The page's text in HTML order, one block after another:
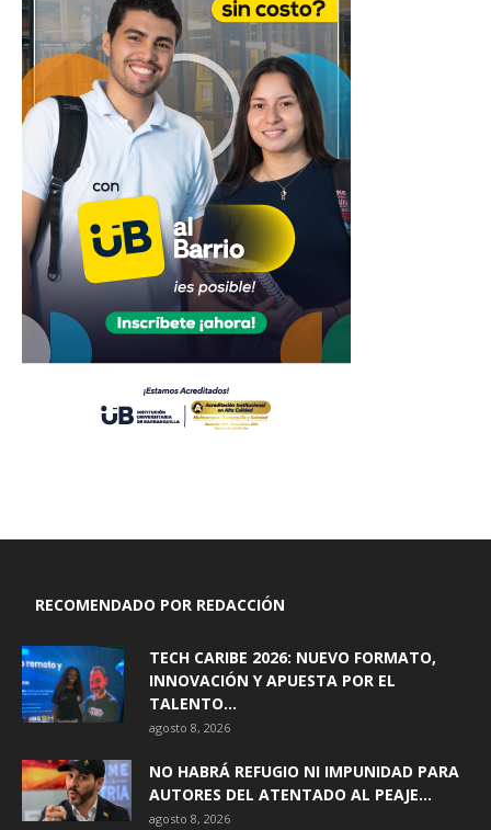
RECOMENDADO POR REDACCIÓN
TECH CARIBE 2026: NUEVO FORMATO,
INNOVACIÓN Y APUESTA POR EL
TALENTO...
agosto 8, 2026
NO HABRÁ REFUGIO NI IMPUNIDAD PARA
AUTORES DEL ATENTADO AL PEAJE...
agosto 8, 2026